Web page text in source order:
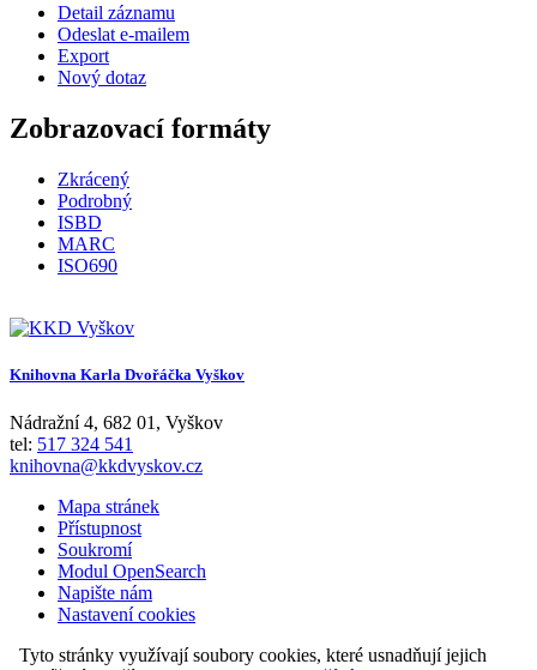
Detail záznamu
Odeslat e-mailem
Export
Nový dotaz
Zobrazovací formáty
Zkrácený
Podrobný
ISBD
MARC
ISO690
Knihovna Karla Dvořáčka Vyškov
Nádražní 4, 682 01 , Vyškov
tel: 517 324 541
knihovna@kkdvyskov.cz
Mapa stránek
Přístupnost
Soukromí
Modul OpenSearch
Napište nám
Nastavení cookies
Tyto stránky využívají soubory cookies, které usnadňují jejich